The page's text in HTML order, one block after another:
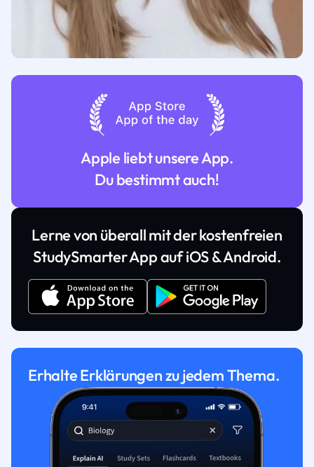
Apple liebt unsere App.
Du bestimmt auch!
Lerne von überall mit der kostenfreien
StudySmarter App auf iOS & Android.
Erhalte Erklärungen zu jedem Thema.